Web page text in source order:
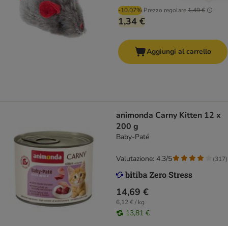
-10.07% Prezzo regolare1,49 €
1,34 €
Aggiungi al carrello
animonda Carny Kitten 12 x
200 g
Baby-Paté
14,69 €
6,12 € / kg
13,81 €
Valutazione: 4.3/5 (317)